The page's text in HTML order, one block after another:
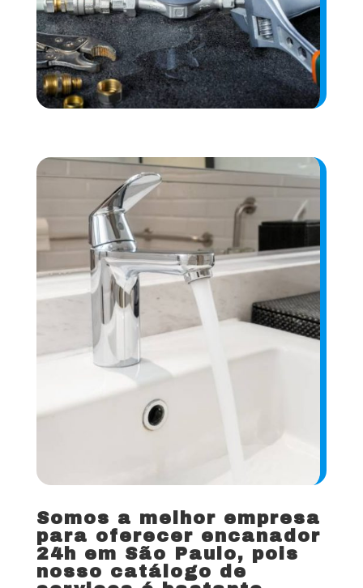
Somos a melhor empresa
para oferecer encanador
24h em São Paulo, pois
nosso catálogo de